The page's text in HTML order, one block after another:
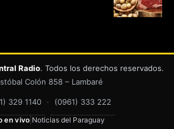
Radio. Todos los derechos reservados.
Colón 858 – Lambaré
329 1140 · (0961) 333 222
en vivo Noticias del Paraguay